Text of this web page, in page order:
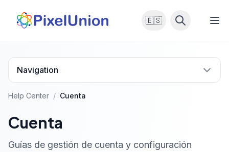
🇪🇸
Navigation
Help Center / Cuenta
Cuenta
Guías de gestión de cuenta y configuración